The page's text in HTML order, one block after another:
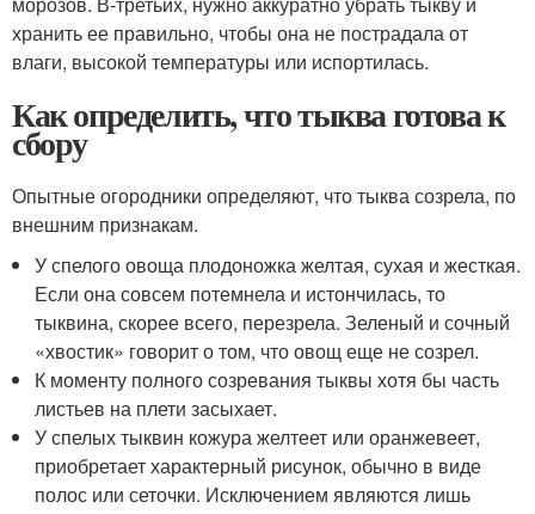
хранить ее правильно, чтобы она не пострадала от
влаги, высокой температуры или испортилась.
Как определить, что тыква готова к
сбору
Опытные огородники определяют, что тыква созрела, по
внешним признакам.
У спелого овоща плодоножка желтая, сухая и жесткая.
Если она совсем потемнела и истончилась, то
тыквина, скорее всего, перезрела. Зеленый и сочный
«хвостик» говорит о том, что овощ еще не созрел.
К моменту полного созревания тыквы хотя бы часть
листьев на плети засыхает.
У спелых тыквин кожура желтеет или оранжевеет,
приобретает характерный рисунок, обычно в виде
полос или сеточки. Исключением являются лишь